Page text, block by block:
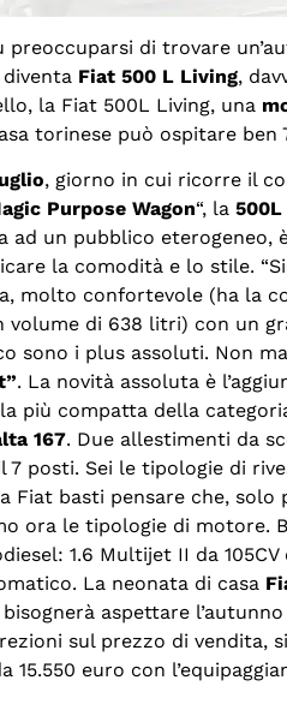
di trovare
Fiat 500 L Living,
la Fiat 500L Living, una
torinese può ospitare ben
, giorno in cui ricorre il
Purpose Wagon“, la
un pubblico eterogeneo,
la comodità e lo stile.
molto confortevole (ha la
volume di 638 litri) con un
sono i plus assoluti. Non
. La novità assoluta è
più compatta della
167. Due allestimenti da
7 posti. Sei le tipologie di
Fiat basti pensare che, solo
ora le tipologie di motore.
1.6 Multijet II da 105CV
La neonata di casa
aspettare
sul prezzo di vendita,
15.550 euro con